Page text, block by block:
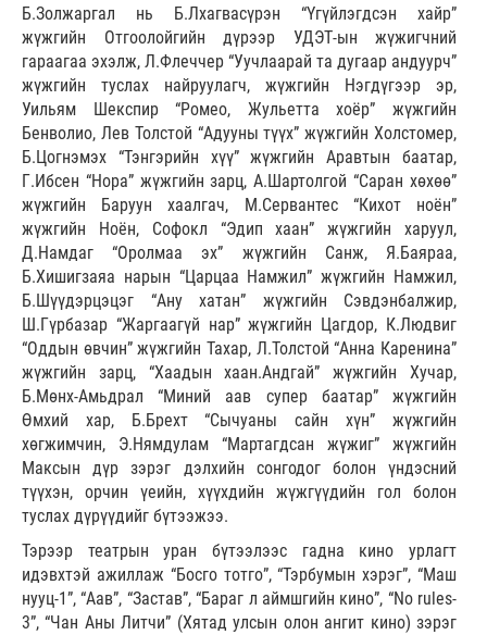
Б.Золжаргал нь Б.Лхагвасүрэн “Үгүйлэгдсэн хайр”
жүжгийн Отгоолойгийн дүрээр УДЭТ-ын жүжигчний
гараагаа эхэлж, Л.Флеччер “Уучлаарай та дугаар андуурч”
жүжгийн туслах найруулагч, жүжгийн Нэгдүгээр эр,
Уильям Шекспир “Ромео, Жульетта хоёр” жүжгийн
Бенволио, Лев Толстой “Адууны түүх” жүжгийн Холстомер,
Б.Цогнэмэх “Тэнгэрийн хүү” жүжгийн Аравтын баатар,
Г.Ибсен “Нора” жүжгийн зарц, А.Шартолгой “Саран хөхөө”
жүжгийн Баруун хаалгач, М.Сервантес “Кихот ноён”
жүжгийн Ноён, Софокл “Эдип хаан” жүжгийн харуул,
Д.Намдаг “Оролмаа эх” жүжгийн Санж, Я.Баяраа,
Б.Хишигзаяа нарын “Царцаа Намжил” жүжгийн Намжил,
Б.Шүүдэрцэцэг “Ану хатан” жүжгийн Сэвдэнбалжир,
Ш.Гүрбазар “Жаргаагүй нар” жүжгийн Цагдор, К.Людвиг
“Оддын өвчин” жүжгийн Тахар, Л.Толстой “Анна Каренина”
жүжгийн зарц, “Хаадын хаан.Андгай” жүжгийн Хучар,
Б.Мөнх-Амьдрал “Миний аав супер баатар” жүжгийн
Өмхий хар, Б.Брехт “Сычуаны сайн хүн” жүжгийн
хөгжимчин, Э.Нямдулам “Мартагдсан жүжиг” жүжгийн
Максын дүр зэрэг дэлхийн сонгодог болон үндэсний
түүхэн, орчин үеийн, хүүхдийн жүжгүүдийн гол болон
туслах дүрүүдийг бүтээжээ.
Тэрээр театрын уран бүтээлээс гадна кино урлагт
идэвхтэй ажиллаж “Босго тотго”, “Тэрбумын хэрэг”, “Маш
нууц-1”, “Аав”, “Застав”, “Бараг л аймшгийн кино”, “No rules-
3”, “Чан Аны Литчи” (Хятад улсын олон ангит кино) зэрэг